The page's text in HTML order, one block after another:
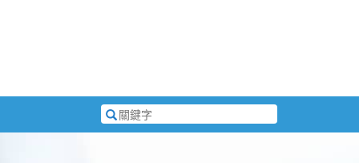
搜
尋